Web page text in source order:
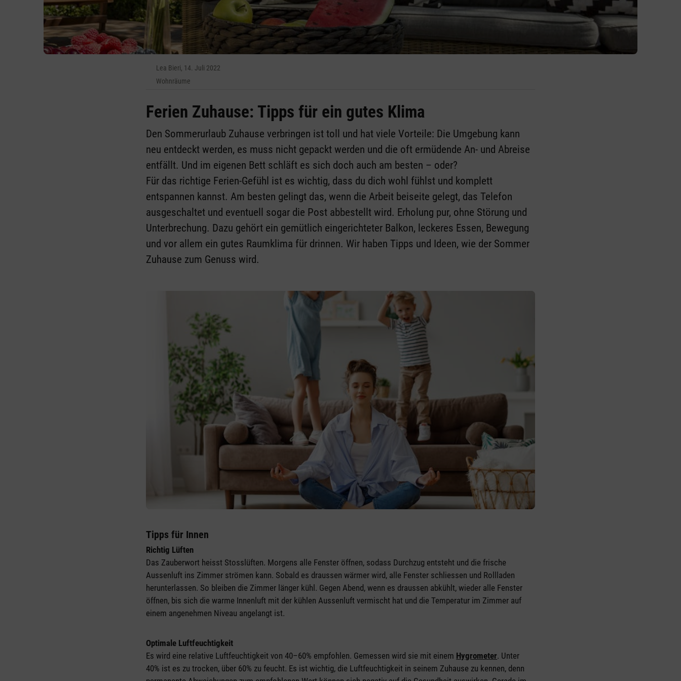
Lea Bieri, 14. Juli 2022
Wohnräume
Ferien Zuhause: Tipps für ein gutes Klima
Den Sommerurlaub Zuhause verbringen ist toll und hat viele Vorteile: Die Umgebung kann
neu entdeckt werden, es muss nicht gepackt werden und die oft ermüdende An- und Abreise
entfällt. Und im eigenen Bett schläft es sich doch auch am besten – oder?
Für das richtige Ferien-Gefühl ist es wichtig, dass du dich wohl fühlst und komplett
entspannen kannst. Am besten gelingt das, wenn die Arbeit beiseite gelegt, das Telefon
ausgeschaltet und eventuell sogar die Post abbestellt wird. Erholung pur, ohne Störung und
Unterbrechung. Dazu gehört ein gemütlich eingerichteter Balkon, leckeres Essen, Bewegung
und vor allem ein gutes Raumklima für drinnen. Wir haben Tipps und Ideen, wie der Sommer
Zuhause zum Genuss wird.
Tipps für Innen
Richtig Lüften
Das Zauberwort heisst Stosslüften. Morgens alle Fenster öffnen, sodass Durchzug entsteht und die frische
Aussenluft ins Zimmer strömen kann. Sobald es draussen wärmer wird, alle Fenster schliessen und Rollladen
herunterlassen. So bleiben die Zimmer länger kühl. Gegen Abend, wenn es draussen abkühlt, wieder alle Fenster
öffnen, bis sich die warme Innenluft mit der kühlen Aussenluft vermischt hat und die Temperatur im Zimmer auf
einem angenehmen Niveau angelangt ist.
Optimale Luftfeuchtigkeit
Es wird eine relative Luftfeuchtigkeit von 40–60% empfohlen. Gemessen wird sie mit einem Hygrometer. Unter
40% ist es zu trocken, über 60% zu feucht. Es ist wichtig, die Luftfeuchtigkeit in seinem Zuhause zu kennen, denn